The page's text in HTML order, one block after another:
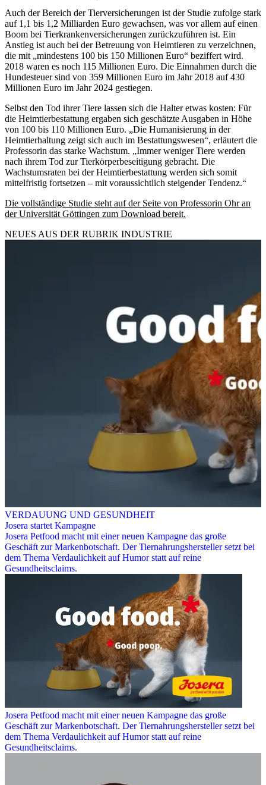
Auch der Bereich der Tierversicherungen ist der Studie zufolge stark
auf 1,1 bis 1,2 Milliarden Euro gewachsen, was vor allem auf einen
Boom bei Tierkrankenversicherungen zurückzuführen ist. Ein
Anstieg ist auch bei der Betreuung von Heimtieren zu verzeichnen,
die mit „mindestens 100 bis 150 Millionen Euro“ beziffert wird.
2018 waren es noch 115 Millionen Euro. Die Einnahmen durch die
Hundesteuer sind von 359 Millionen Euro im Jahr 2018 auf 430
Millionen Euro im Jahr 2024 gestiegen.
Selbst den Tod ihrer Tiere lassen sich die Halter etwas kosten: Für
die Heimtierbestattung ergaben sich geschätzte Ausgaben in Höhe
von 100 bis 110 Millionen Euro. „Die Humanisierung in der
Heimtierhaltung zeigt sich auch im Bestattungswesen“, erläutert die
Professorin das starke Wachstum. „Immer weniger Tiere werden
nach ihrem Tod zur Tierkörperbeseitigung gebracht. Die
Wachstumsraten bei der Heimtierbestattung werden sich somit
mittelfristig fortsetzen – mit voraussichtlich steigender Tendenz.“
Die vollständige Studie steht auf der Seite von Professorin Ohr an
der Universität Göttingen zum Download bereit.
NEUES AUS DER RUBRIK INDUSTRIE
VERDAUUNG UND GESUNDHEIT
Josera startet Kampagne
Josera Petfood macht mit einer neuen Kampagne das große
Geschäft zur Markenbotschaft. Der Tiernahrungshersteller setzt bei
dem Thema Verdaulichkeit auf Humor statt auf reine
Gesundheitsclaims.
Josera Petfood macht mit einer neuen Kampagne das große
Geschäft zur Markenbotschaft. Der Tiernahrungshersteller setzt bei
dem Thema Verdaulichkeit auf Humor statt auf reine
Gesundheitsclaims.